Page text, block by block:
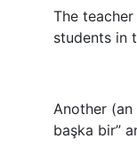
The
students in
Another (an
başka bir”